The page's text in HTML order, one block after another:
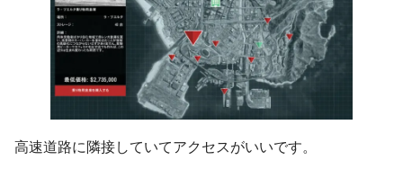
高速道路に隣接していてアクセスがいいです。